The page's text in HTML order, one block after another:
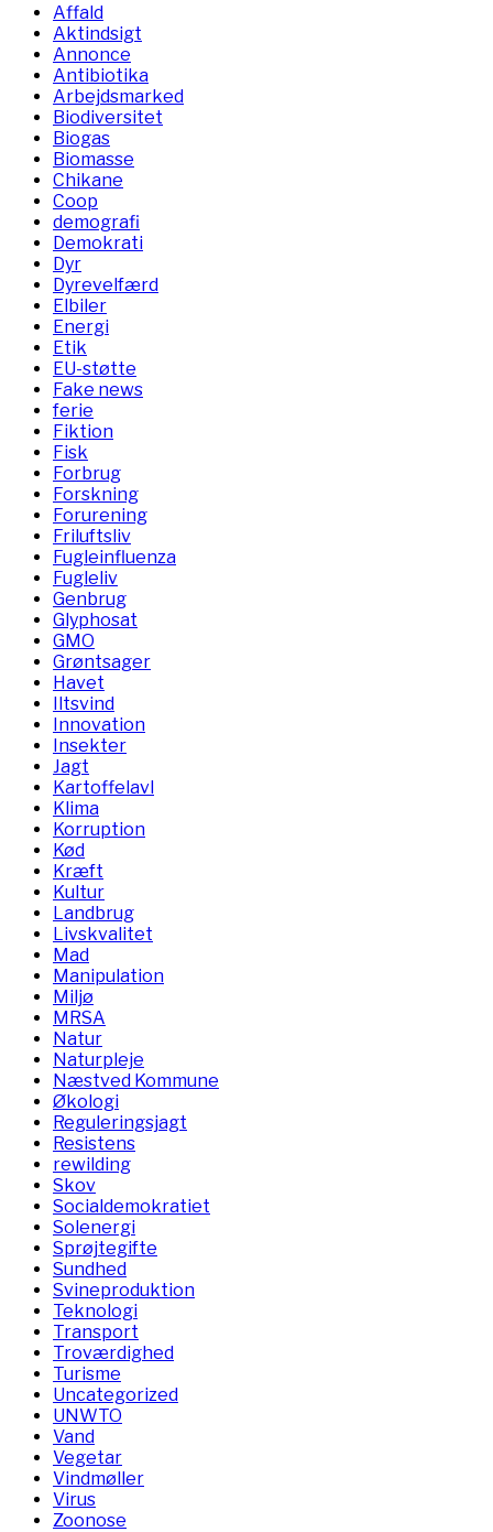
Affald
Aktindsigt
Annonce
Antibiotika
Arbejdsmarked
Biodiversitet
Biogas
Biomasse
Chikane
Coop
demografi
Demokrati
Dyr
Dyrevelfærd
Elbiler
Energi
Etik
EU-støtte
Fake news
ferie
Fiktion
Fisk
Forbrug
Forskning
Forurening
Friluftsliv
Fugleinfluenza
Fugleliv
Genbrug
Glyphosat
GMO
Grøntsager
Havet
Iltsvind
Innovation
Insekter
Jagt
Kartoffelavl
Klima
Korruption
Kød
Kræft
Kultur
Landbrug
Livskvalitet
Mad
Manipulation
Miljø
MRSA
Natur
Naturpleje
Næstved Kommune
Økologi
Reguleringsjagt
Resistens
rewilding
Skov
Socialdemokratiet
Solenergi
Sprøjtegifte
Sundhed
Svineproduktion
Teknologi
Transport
Troværdighed
Turisme
Uncategorized
UNWTO
Vand
Vegetar
Vindmøller
Virus
Zoonose